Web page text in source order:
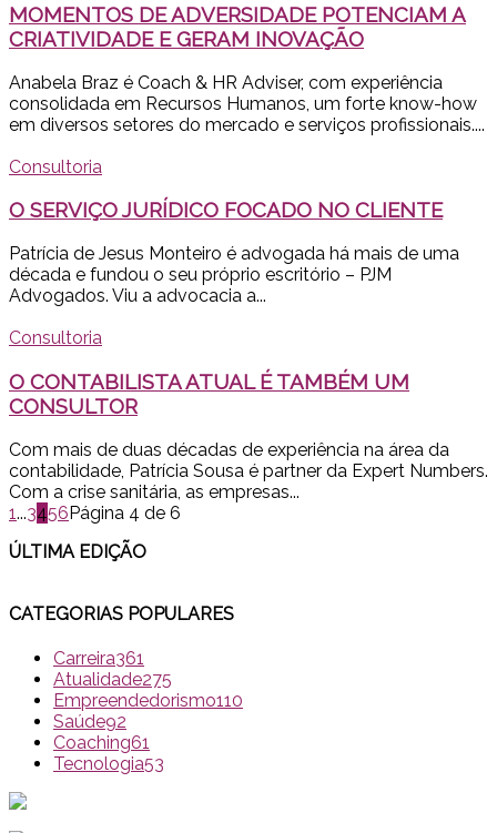
MOMENTOS DE ADVERSIDADE POTENCIAM A
CRIATIVIDADE E GERAM INOVAÇÃO
Anabela Braz é Coach & HR Adviser, com experiência
consolidada em Recursos Humanos, um forte know-how
em diversos setores do mercado e serviços profissionais....
Consultoria
O SERVIÇO JURÍDICO FOCADO NO CLIENTE
Patrícia de Jesus Monteiro é advogada há mais de uma
década e fundou o seu próprio escritório – PJM
Advogados. Viu a advocacia a...
Consultoria
O CONTABILISTA ATUAL É TAMBÉM UM
CONSULTOR
Com mais de duas décadas de experiência na área da
contabilidade, Patrícia Sousa é partner da Expert Numbers.
Com a crise sanitária, as empresas...
1...3456Página 4 de 6
ÚLTIMA EDIÇÃO
CATEGORIAS POPULARES
Carreira361
Atualidade275
Empreendedorismo110
Saúde92
Coaching61
Tecnologia53